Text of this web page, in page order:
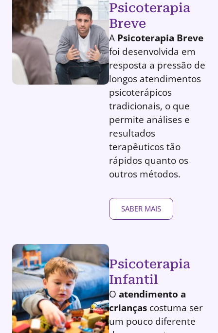
Psicoterapia
Breve
A Psicoterapia Breve
foi desenvolvida em
resposta a pressão de
longos atendimentos
psicoterápicos
tradicionais, o que
permite análises e
resultados
terapêuticos tão
rápidos quanto os
outros métodos.
SABER MAIS
Psicoterapia
Infantil
O atendimento a
crianças costuma ser
um pouco diferente